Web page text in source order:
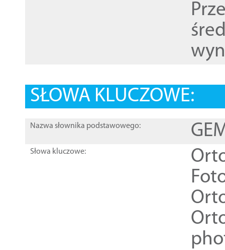
SŁOWA KLUCZOWE:
Nazwa słownika podstawowego:
Słowa kluczowe: